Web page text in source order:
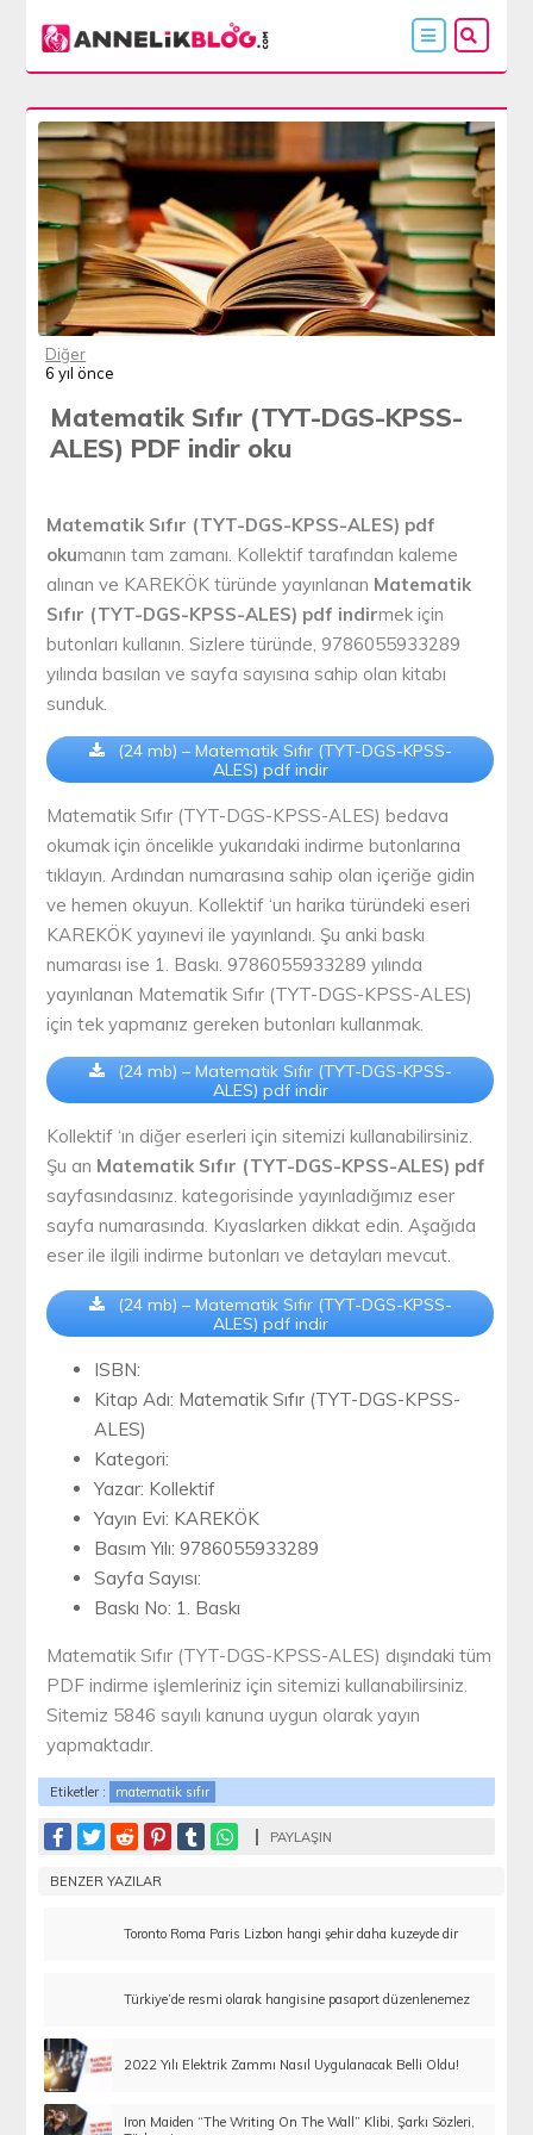
Diğer
6 yıl önce
Matematik Sıfır (TYT-DGS-KPSS-
ALES) PDF indir oku
Matematik Sıfır (TYT-DGS-KPSS-ALES) pdf
okumanın tam zamanı. Kollektif tarafından kaleme
alınan ve KAREKÖK türünde yayınlanan Matematik
Sıfır (TYT-DGS-KPSS-ALES) pdf indirmek için
butonları kullanın. Sizlere türünde, 9786055933289
yılında basılan ve sayfa sayısına sahip olan kitabı
sunduk.
(24 mb) – Matematik Sıfır (TYT-DGS-KPSS-
ALES) pdf indir
Matematik Sıfır (TYT-DGS-KPSS-ALES) bedava
okumak için öncelikle yukarıdaki indirme butonlarına
tıklayın. Ardından numarasına sahip olan içeriğe gidin
ve hemen okuyun. Kollektif ‘un harika türündeki eseri
KAREKÖK yayınevi ile yayınlandı. Şu anki baskı
numarası ise 1. Baskı. 9786055933289 yılında
yayınlanan Matematik Sıfır (TYT-DGS-KPSS-ALES)
için tek yapmanız gereken butonları kullanmak.
(24 mb) – Matematik Sıfır (TYT-DGS-KPSS-
ALES) pdf indir
Kollektif ‘ın diğer eserleri için sitemizi kullanabilirsiniz.
Şu an Matematik Sıfır (TYT-DGS-KPSS-ALES) pdf
sayfasındasınız. kategorisinde yayınladığımız eser
sayfa numarasında. Kıyaslarken dikkat edin. Aşağıda
eser ile ilgili indirme butonları ve detayları mevcut.
(24 mb) – Matematik Sıfır (TYT-DGS-KPSS-
ALES) pdf indir
ISBN:
Kitap Adı: Matematik Sıfır (TYT-DGS-KPSS-
ALES)
Kategori:
Yazar: Kollektif
Yayın Evi: KAREKÖK
Basım Yılı: 9786055933289
Sayfa Sayısı:
Baskı No: 1. Baskı
Matematik Sıfır (TYT-DGS-KPSS-ALES) dışındaki tüm
PDF indirme işlemleriniz için sitemizi kullanabilirsiniz.
Sitemiz 5846 sayılı kanuna uygun olarak yayın
yapmaktadır.
Etiketler : matematik sıfır
PAYLAŞIN
BENZER YAZILAR
Toronto Roma Paris Lizbon hangi şehir daha kuzeyde dir
Türkiye’de resmi olarak hangisine pasaport düzenlenemez
2022 Yılı Elektrik Zammı Nasıl Uygulanacak Belli Oldu!
Iron Maiden “The Writing On The Wall” Klibi, Şarkı Sözleri,